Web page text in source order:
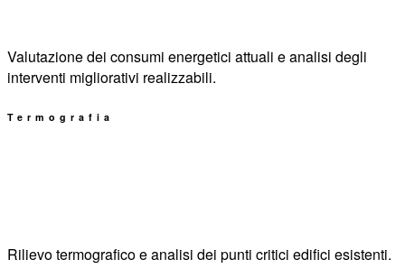
Valutazione dei consumi energetici attuali e analisi degli
interventi migliorativi realizzabili.
Termografia
Rilievo termografico e analisi dei punti critici edifici esistenti.